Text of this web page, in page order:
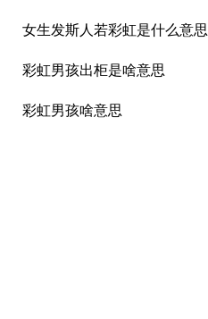
女生发斯人若彩虹是什么意思
彩虹男孩出柜是啥意思
彩虹男孩啥意思